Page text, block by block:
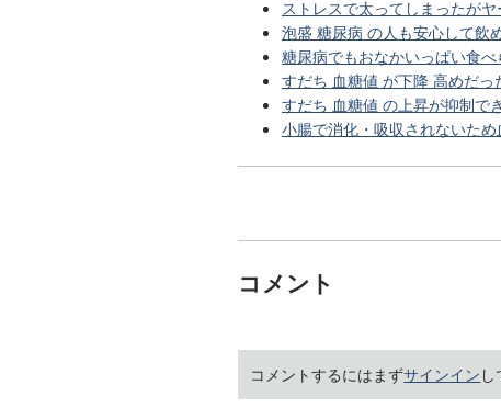
ストレスで太ってしまったが
泡盛 糖尿病 の人も安心して飲
糖尿病でもおなかいっぱい食べ
すだち 血糖値 が下降 高めだ
すだち 血糖値 の上昇が抑制で
小腸で消化・吸収されないた
コメント
コメントするにはまずサインイン し